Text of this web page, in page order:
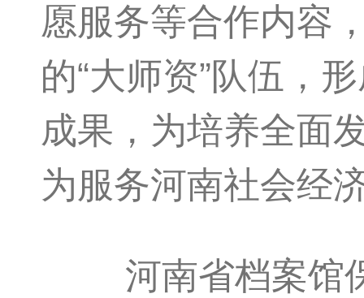
愿服务等合作内容
的“大师资”队伍，
成果，为培养全面
为服务河南社会经
河南省档案馆保